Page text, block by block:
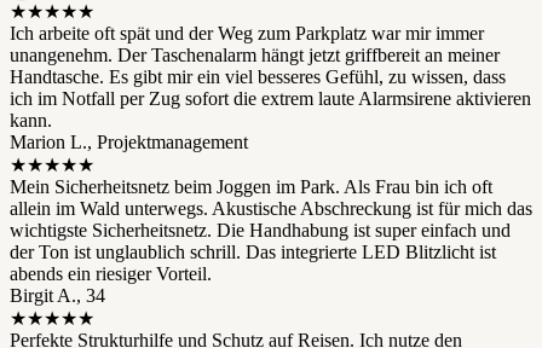
★★★★★
Ich arbeite oft spät und der Weg zum Parkplatz war mir immer
unangenehm. Der Taschenalarm hängt jetzt griffbereit an meiner
Handtasche. Es gibt mir ein viel besseres Gefühl, zu wissen, dass
ich im Notfall per Zug sofort die extrem laute Alarmsirene aktivieren
kann.
Marion L., Projektmanagement
★★★★★
Mein Sicherheitsnetz beim Joggen im Park. Als Frau bin ich oft
allein im Wald unterwegs. Akustische Abschreckung ist für mich das
wichtigste Sicherheitsnetz. Die Handhabung ist super einfach und
der Ton ist unglaublich schrill. Das integrierte LED Blitzlicht ist
abends ein riesiger Vorteil.
Birgit A., 34
★★★★★
Perfekte Strukturhilfe und Schutz auf Reisen. Ich nutze den